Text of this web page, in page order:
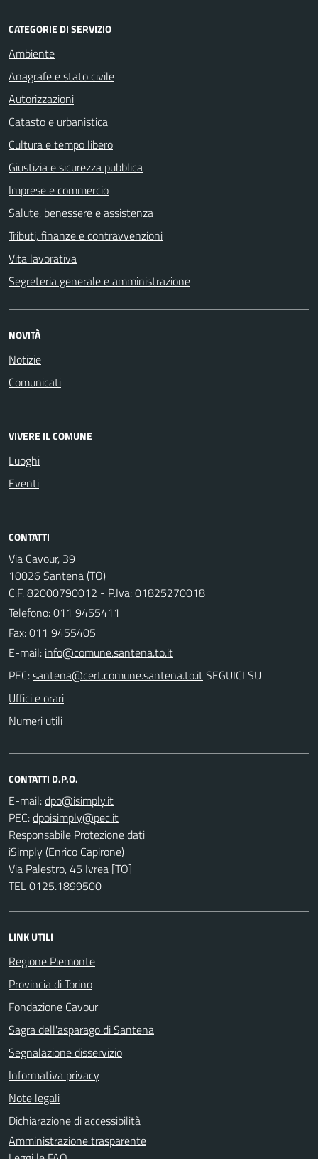
CATEGORIE DI SERVIZIO
Ambiente
Anagrafe e stato civile
Autorizzazioni
Catasto e urbanistica
Cultura e tempo libero
Giustizia e sicurezza pubblica
Imprese e commercio
Salute, benessere e assistenza
Tributi, finanze e contravvenzioni
Vita lavorativa
Segreteria generale e amministrazione
NOVITÀ
Notizie
Comunicati
VIVERE IL COMUNE
Luoghi
Eventi
CONTATTI
Via Cavour, 39
10026 Santena (TO)
C.F. 82000790012 - P.Iva: 01825270018
Telefono:011 9455411
Fax: 011 9455405
E-mail:
PEC:
SEGUICI SU
Uffici e orari
Numeri utili
CONTATTI D.P.O.
E-mail:
PEC:
Responsabile Protezione dati
iSimply (Enrico Capirone)
Via Palestro, 45 Ivrea [TO]
TEL 0125.1899500
LINK UTILI
Regione Piemonte
Provincia di Torino
Fondazione Cavour
Sagra dell'asparago di Santena
Segnalazione disservizio
Informativa privacy
Note legali
Dichiarazione di accessibilità
Amministrazione trasparente